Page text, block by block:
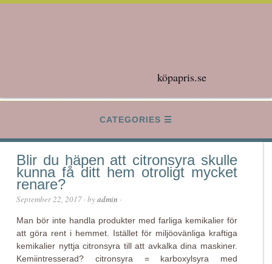
köpapris.se
CATEGORIES
Blir du häpen att citronsyra skulle
kunna få ditt hem otroligt mycket
renare?
September 22, 2017 · byadmin ·
Man bör inte handla produkter med farliga kemikalier för
att göra rent i hemmet. Istället för miljöovänliga kraftiga
kemikalier nyttja citronsyra till att avkalka dina maskiner.
Kemiintresserad? citronsyra = karboxylsyra med